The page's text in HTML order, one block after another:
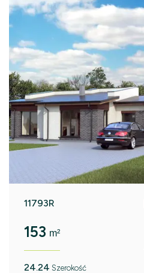
11793R
153 m²
24.24 Szerokość